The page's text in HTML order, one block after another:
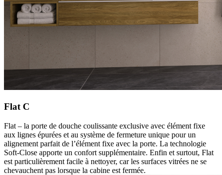
Flat C
Flat – la porte de douche coulissante exclusive avec élément fixe
aux lignes épurées et au système de fermeture unique pour un
alignement parfait de l’élément fixe avec la porte. La technologie
Soft-Close apporte un confort supplémentaire. Enfin et surtout, Flat
est particulièrement facile à nettoyer, car les surfaces vitrées ne se
chevauchent pas lorsque la cabine est fermée.